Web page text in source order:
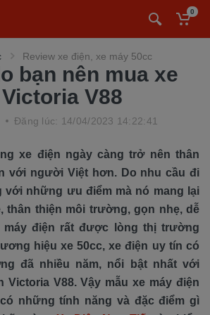
0
Review xe điện, xe máy 50cc
bạn nên mua xe
V88
Đăng lúc: 14/04/2023 14:22:41
xe điện ngày càng trở nên thân
với người Việt hơn. Do nhu cầu đi
với những ưu điểm mà nó mang lại
thân thiện môi trường, gọn nhẹ, dễ
máy điện rất được lòng thị trường
hiệu xe 50cc, xe điện uy tín có
đã nhiều năm, nổi bật nhất với
Victoria V88. Vậy mẫu xe máy điện
những tính năng và đặc điểm gì